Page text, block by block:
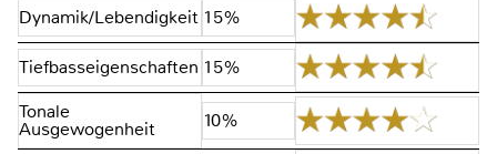
Dynamik/Lebendigkeit 15%
Tiefbasseigenschaften 15%
Tonale
Ausgewogenheit 10%